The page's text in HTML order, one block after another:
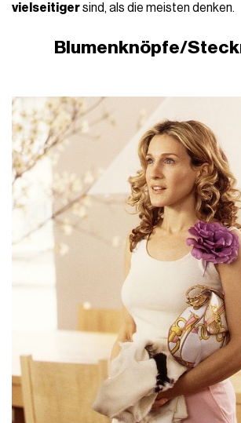
vielseitigersind, als die meisten denken.
Blumenknöpfe/